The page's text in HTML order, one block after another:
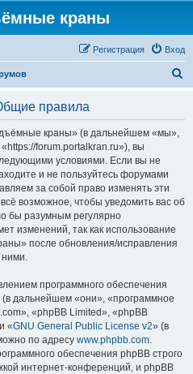
краны
Вход
Регистрация
правила
краны» (в дальнейшем «мы»,
forum.portalkran.ru»), вы
условиями. Если вы не
и не пользуйтесь форумами
за собой право изменять эти
возможное, чтобы уведомить вас об
бы разумным регулярно
изменений, так как использование
после обновления/исправления
ними.
программного обеспечения
дальнейшем «они», «программное
«phpBB Limited», «phpBB
«GNU General Public License v2» (в
по адресу www.phpbb.com.
обеспечения phpBB строго
интернет-конференций, и phpBB